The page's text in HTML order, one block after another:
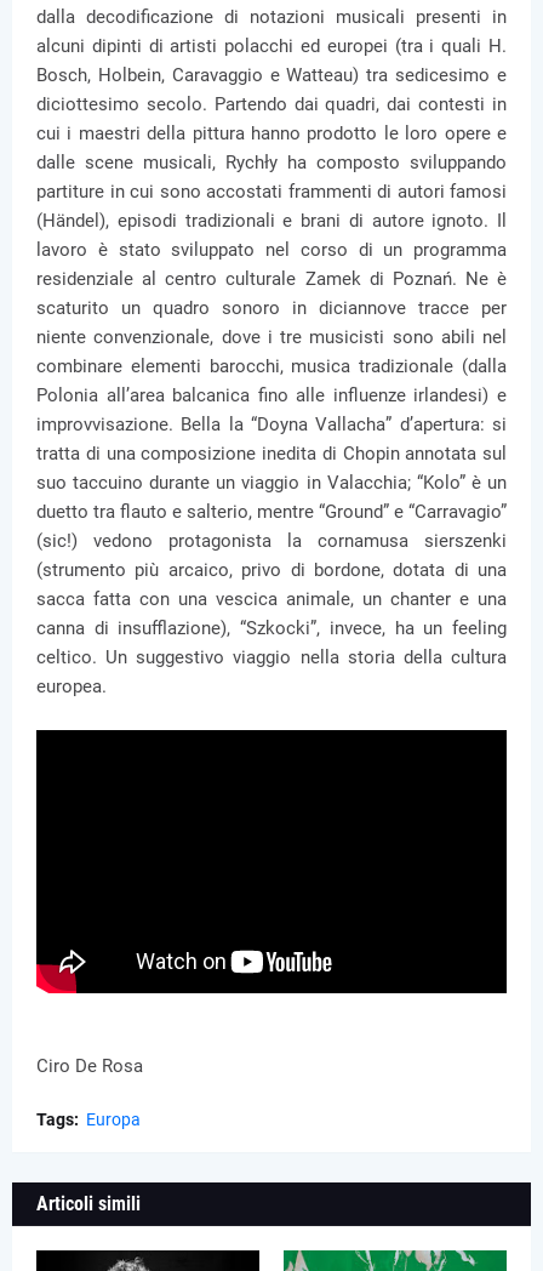
dalla decodificazione di notazioni musicali presenti in
alcuni dipinti di artisti polacchi ed europei (tra i quali H.
Bosch, Holbein, Caravaggio e Watteau) tra sedicesimo e
diciottesimo secolo. Partendo dai quadri, dai contesti in
cui i maestri della pittura hanno prodotto le loro opere e
dalle scene musicali, Rychły ha composto sviluppando
partiture in cui sono accostati frammenti di autori famosi
(Händel), episodi tradizionali e brani di autore ignoto. Il
lavoro è stato sviluppato nel corso di un programma
residenziale al centro culturale Zamek di Poznań. Ne è
scaturito un quadro sonoro in diciannove tracce per
niente convenzionale, dove i tre musicisti sono abili nel
combinare elementi barocchi, musica tradizionale (dalla
Polonia all’area balcanica fino alle influenze irlandesi) e
improvvisazione. Bella la “Doyna Vallacha” d’apertura: si
tratta di una composizione inedita di Chopin annotata sul
suo taccuino durante un viaggio in Valacchia; “Kolo” è un
duetto tra flauto e salterio, mentre “Ground” e “Carravagio”
(sic!) vedono protagonista la cornamusa sierszenki
(strumento più arcaico, privo di bordone, dotata di una
sacca fatta con una vescica animale, un chanter e una
canna di insufflazione), “Szkocki”, invece, ha un feeling
celtico. Un suggestivo viaggio nella storia della cultura
europea.
Ciro De Rosa
Tags: Europa
Articoli simili